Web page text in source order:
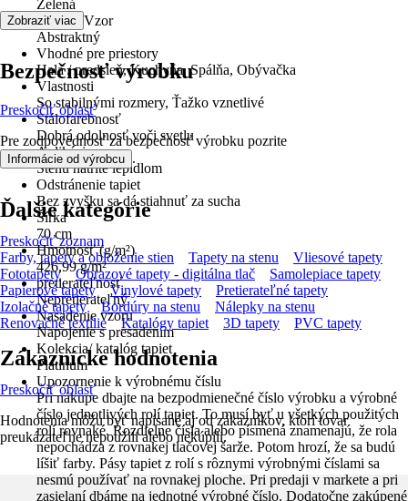
Zelená
Dekor / Vzor
Abstraktný
Vhodné pre priestory
Hala / predsieň, Kuchyňa, Spálňa, Obývačka
Vlastnosti
So stabilnými rozmery, Ťažko vznetlivé
Stálofarebnosť
Dobrá odolnosť voči svetlu
Aplikácia
Stenu natrite lepidlom
Odstránenie tapiet
Bez zvyšku sa dá stiahnuť za sucha
Šírka
70 cm
Hmotnosť (g/m²)
426,99 g/m²
pretierateľnosť
Nepretierateľný
Nasadenie vzoru
Napojenie s presadením
Kolekcia/ katalóg tapiet
Platinum
Upozornenie k výrobnému číslu
Pri nákupe dbajte na bezpodmienečné číslo výrobku a výrobné
číslo jednotlivých rolí tapiet. To musí byť u všetkých použitých
rolí rovnaké. Rozdielne čísla alebo písmená znamenajú, že rola
nepochádza z rovnakej tlačovej šarže. Potom hrozí, že sa budú
líšiť farby. Pásy tapiet z rolí s rôznymi výrobnými číslami sa
nesmú používať na rovnakej ploche. Pri predaji v markete a pri
zasielaní dbáme na jednotné výrobné číslo. Dodatočne zakúpené
Zobraziť viac
Bezpečnosť výrobku
Preskočiť oblasť
Pre zodpovednosť za bezpečnosť výrobku pozrite
Informácie od výrobcu .
Ďalšie kategórie
Preskočiť zoznam
Farby, tapety a obloženie stien
Tapety na stenu
Vliesové tapety
Fototapety
Obrazové tapety - digitálna tlač
Samolepiace tapety
Papierové tapety
Vinylové tapety
Pretierateľné tapety
Izolačné tapety
Bordúry na stenu
Nálepky na stenu
Renovačné textílie
Katalógy tapiet 3D tapety PVC tapety
Zákaznícke hodnotenia
Preskočiť oblasť
Hodnotenia môžu byť napísané aj od zákazníkov, ktorí tovar
preukázateľne nepoužili alebo nekúpili.